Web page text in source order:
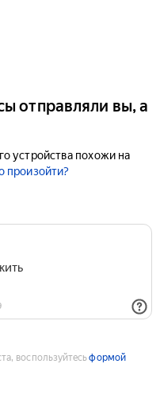
отправляли вы, а
устройства похожи на
произойти?
воспользуйтесьформой